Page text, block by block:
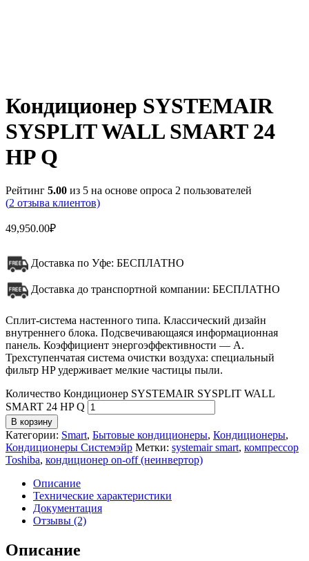
Кондиционер SYSTEMAIR
SYSPLIT WALL SMART 24
HP Q
Рейтинг 5.00 из 5 на основе опроса 2 пользователей
(2 отзыва клиентов)
49,950.00₽
Доставка по Уфе: БЕСПЛАТНО
Доставка до транспортной компании: БЕСПЛАТНО
Сплит-система настенного типа. Классический дизайн
внутреннего блока. Подсвечивающаяся информационная
панель. Коэффициент энергоэффективности — А.
Трехступенчатая система очистки воздуха: специальный
фильтр HP удерживает мелкие частицы пыли.
Количество Кондиционер SYSTEMAIR SYSPLIT WALL
SMART 24 HP Q
В корзину
Категории: Smart, Бытовые кондиционеры, Кондиционеры,
Кондиционеры Системэйр Метки: systemair smart, компрессор
Toshiba, кондиционер on-off (неинвертор)
Описание
Технические характеристики
Документация
Отзывы (2)
Описание